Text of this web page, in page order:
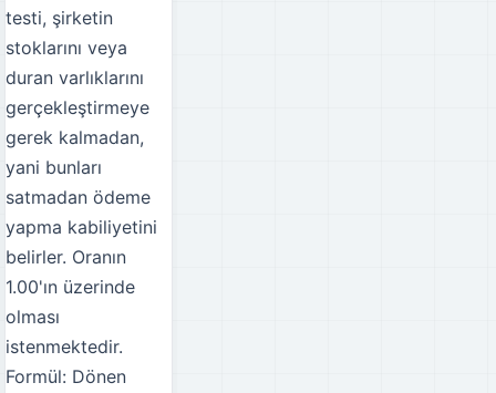
testi, şirketin
stoklarını veya
duran varlıklarını
gerçekleştirmeye
gerek kalmadan,
yani bunları
satmadan ödeme
yapma kabiliyetini
belirler. Oranın
1.00'ın üzerinde
olması
istenmektedir.
Formül: Dönen